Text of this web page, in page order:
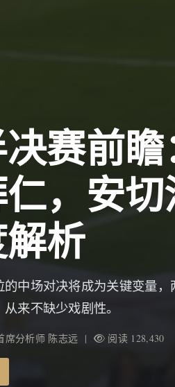
赛前
，安
析
的中场对决将成为关键变量
来不缺少戏剧性。
席分析师 陈志远 | 阅读 128,430